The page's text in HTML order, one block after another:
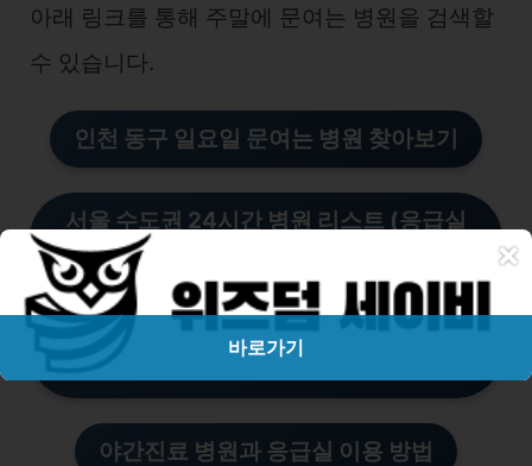
아래 링크를 통해 주말에 문여는 병원을 검색할
수 있습니다.
인천 동구 일요일 문여는 병원 찾아보기
서울 수도권 24시간 병원 리스트 (응급실
24시간 병원과 응급실의 차이점과 선택 기
야간진료 병원과 응급실 이용 방법
×
바로가기